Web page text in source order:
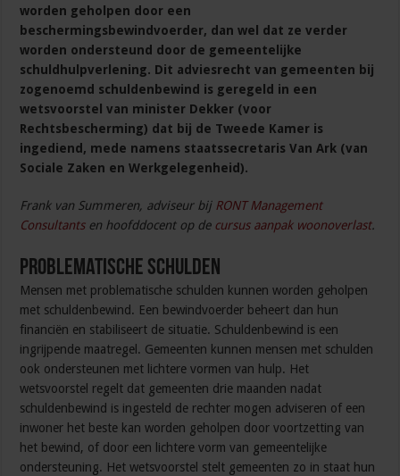
worden geholpen door een
beschermingsbewindvoerder, dan wel dat ze verder
worden ondersteund door de gemeentelijke
schuldhulpverlening. Dit adviesrecht van gemeenten bij
zogenoemd schuldenbewind is geregeld in een
wetsvoorstel van minister Dekker (voor
Rechtsbescherming) dat bij de Tweede Kamer is
ingediend, mede namens staatssecretaris Van Ark (van
Sociale Zaken en Werkgelegenheid).
Frank van Summeren, adviseur bij RONT Management
Consultantsen hoofddocent op de cursus aanpak woonoverlast.
Problematische schulden
Mensen met problematische schulden kunnen worden geholpen
met schuldenbewind. Een bewindvoerder beheert dan hun
financiën en stabiliseert de situatie. Schuldenbewind is een
ingrijpende maatregel. Gemeenten kunnen mensen met schulden
ook ondersteunen met lichtere vormen van hulp. Het
wetsvoorstel regelt dat gemeenten drie maanden nadat
schuldenbewind is ingesteld de rechter mogen adviseren of een
inwoner het beste kan worden geholpen door voortzetting van
het bewind, of door een lichtere vorm van gemeentelijke
ondersteuning. Het wetsvoorstel stelt gemeenten zo in staat hun